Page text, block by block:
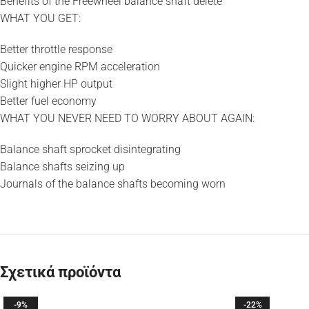
WHAT YOU GET:
Better throttle response
Quicker engine RPM acceleration
Slight higher HP output
Better fuel economy
WHAT YOU NEVER NEED TO WORRY ABOUT AGAIN:
Balance shaft sprocket disintegrating
Balance shafts seizing up
Journals of the balance shafts becoming worn
Σχετικά προϊόντα
-9% -22%